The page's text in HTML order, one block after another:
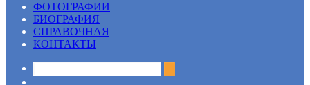
ФОТОГРАФИИ
БИОГРАФИЯ
СПРАВОЧНАЯ
КОНТАКТЫ